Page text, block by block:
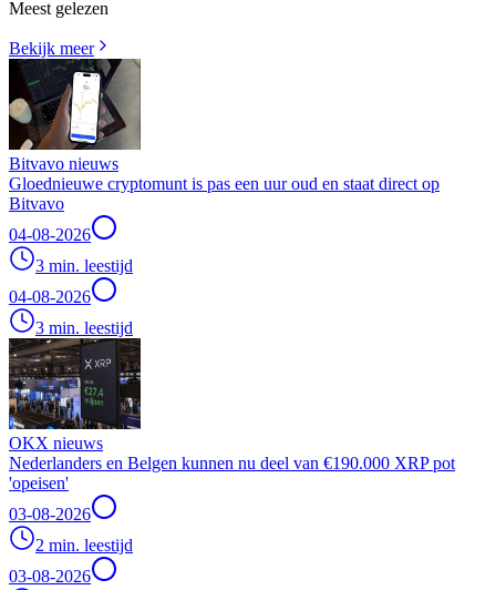
Meest gelezen
Bekijk meer
Bitvavo nieuws
Gloednieuwe cryptomunt is pas een uur oud en staat direct op
Bitvavo
04-08-2026
3 min. leestijd
04-08-2026
3 min. leestijd
OKX nieuws
Nederlanders en Belgen kunnen nu deel van €190.000 XRP pot
'opeisen'
03-08-2026
2 min. leestijd
03-08-2026